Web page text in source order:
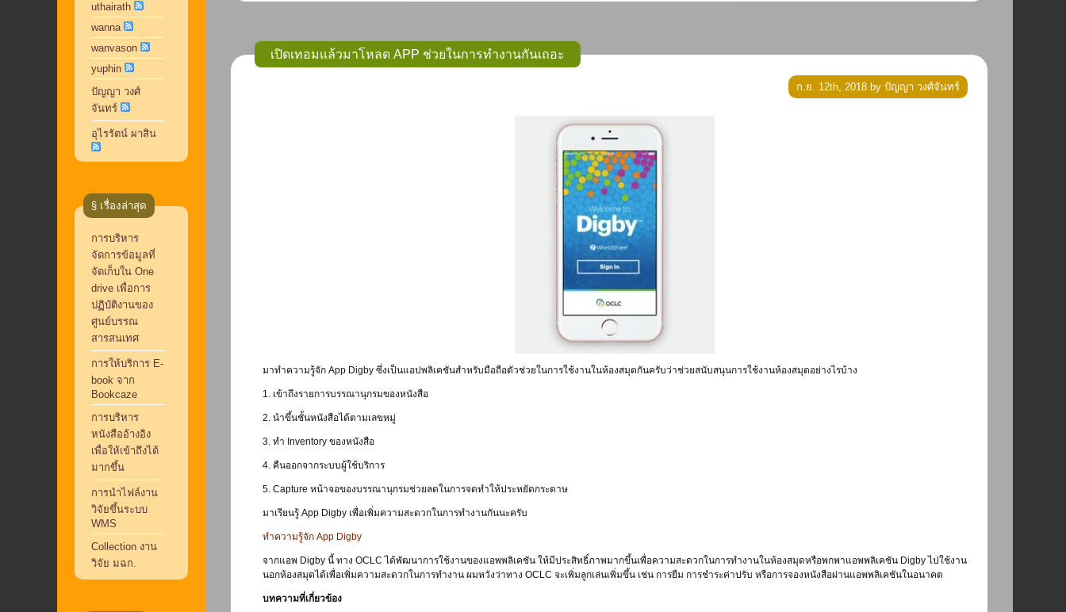
uthairath
wanna
wanvason
yuphin
ปัญญา วงศ์
จันทร์
อุไรรัตน์ ผาสิน
§ เรื่องล่าสุด
การบริหาร
จัดการข้อมูลที่
จัดเก็บใน One
drive เพื่อการ
ปฏิบัติงานของ
ศูนย์บรรณ
สารสนเทศ
การให้บริการ E-
book จาก
Bookcaze
การบริหาร
หนังสืออ้างอิง
เพื่อให้เข้าถึงได้
มากขึ้น
การนำไฟล์งาน
วิจัยขึ้นระบบ
WMS
Collection งาน
วิจัย มฉก.
เปิดเทอมแล้วมาโหลด APP ช่วยในการทำงานกันเถอะ
ก.ย. 12th, 2018 by ปัญญา วงศ์จันทร์
มาทำความรู้จัก App Digby ซึ่งเป็นแอปพลิเคชันสำหรับมือถือตัวช่วยในการใช้งานในห้องสมุดกันครับว่าช่วยสนับสนุนการใช้งานห้องสมุดอย่างไรบ้าง
1. เข้าถึงรายการบรรณานุกรมของหนังสือ
2. นำขึ้นชั้นหนังสือได้ตามเลขหมู่
3. ทำ Inventory ของหนังสือ
4. คืนออกจากระบบผู้ใช้บริการ
5. Capture หน้าจอของบรรณานุกรมช่วยลดในการจดทำให้ประหยัดกระดาษ
มาเรียนรู้ App Digby เพื่อเพิ่มความสะดวกในการทำงานกันนะครับ
ทำความรู้จัก App Digby
จากแอพ Digby นี้ ทาง OCLC ได้พัฒนาการใช้งานของแอพพลิเคชัน ให้มีประสิทธิ์ภาพมากขึ้นเพื่อความสะดวกในการทำงานในห้องสมุดหรือพกพาแอพพลิเคชัน Digby ไปใช้งาน
นอกห้องสมุดได้เพื่อเพิ่มความสะดวกในการทำงาน ผมหวังว่าทาง OCLC จะเพิ่มลูกเล่นเพิ่มขึ้น เช่น การยืม การชำระค่าปรับ หรือการจองหนังสือผ่านแอพพลิเคชันในอนาคต
บทความที่เกี่ยวข้อง